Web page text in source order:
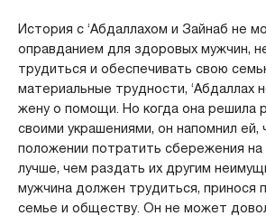
История с ‘Абдаллахом и Зайнаб не
оправданием для здоровых мужчин,
трудиться и обеспечивать свою
материальные трудности, ‘Абдаллах
жену о помощи. Но когда она решила
своими украшениями, он напомнил ей,
положении потратить сбережения
лучше, чем раздать их другим
мужчина должен трудиться, принося
семье и обществу. Он не может